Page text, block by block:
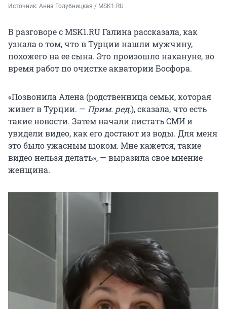
Источник: Анна Голубницкая / MSK1.RU
В разговоре с MSK1.RU Галина рассказала, как
узнала о том, что в Турции нашли мужчину,
похожего на ее сына. Это произошло накануне, во
время работ по очистке акватории Босфора.
«Позвонила Алена (родственница семьи, которая
живет в Турции. — Прим. ред.), сказала, что есть
такие новости. Затем начали листать СМИ и
увидели видео, как его достают из воды. Для меня
это было ужасным шоком. Мне кажется, такие
видео нельзя делать», — выразила свое мнение
женщина.